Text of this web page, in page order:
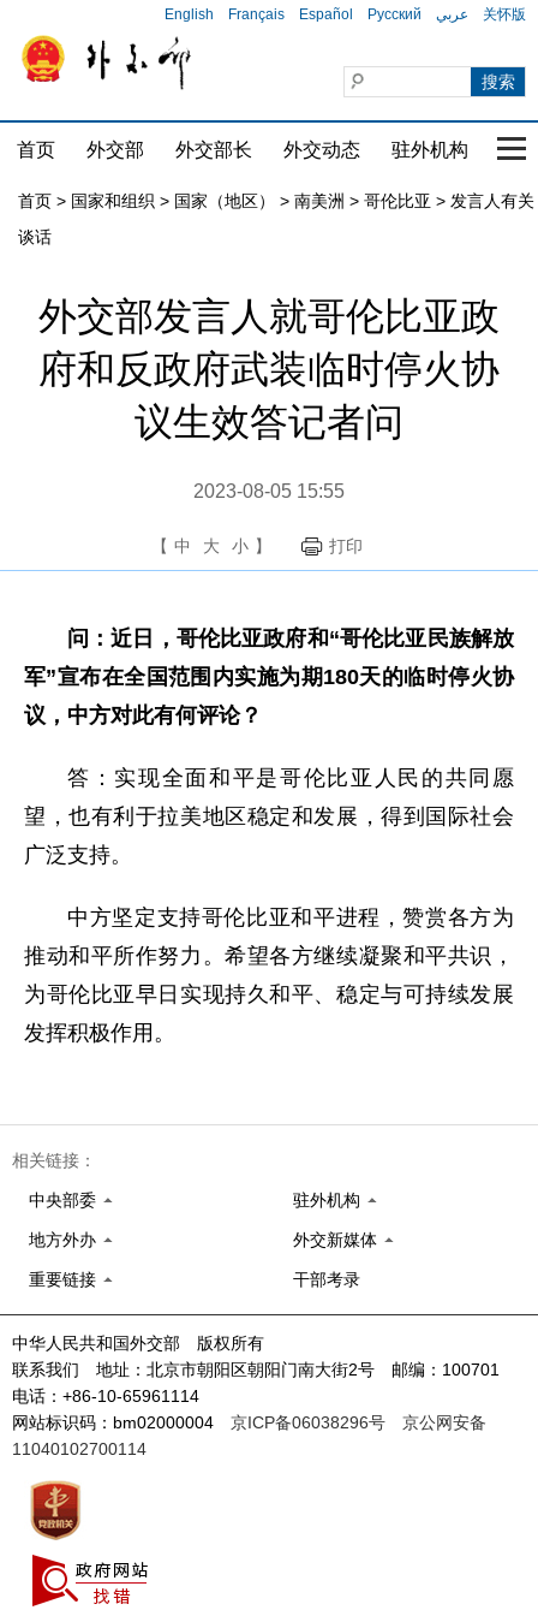
English Français Español Русский عربي 关怀版
首页 外交部 外交部长 外交动态 驻外机构 国
首页 > 国家和组织 > 国家（地区） > 南美洲 > 哥伦比亚 > 发言人有关
谈话
外交部发言人就哥伦比亚政
府和反政府武装临时停火协
议生效答记者问
2023-08-05 15:55
【 中 大 小 】 打印
问：近日，哥伦比亚政府和“哥伦比亚民族解放
军”宣布在全国范围内实施为期180天的临时停火协
议，中方对此有何评论？
答：实现全面和平是哥伦比亚人民的共同愿
望，也有利于拉美地区稳定和发展，得到国际社会
广泛支持。
中方坚定支持哥伦比亚和平进程，赞赏各方为
推动和平所作努力。希望各方继续凝聚和平共识，
为哥伦比亚早日实现持久和平、稳定与可持续发展
发挥积极作用。
相关链接：
中央部委 驻外机构
地方外办 外交新媒体
重要链接 干部考录
中华人民共和国外交部 版权所有
联系我们 地址：北京市朝阳区朝阳门南大街2号 邮编：100701
电话：+86-10-65961114
网站标识码：bm02000004 京ICP备06038296号
京公网安备
11040102700114